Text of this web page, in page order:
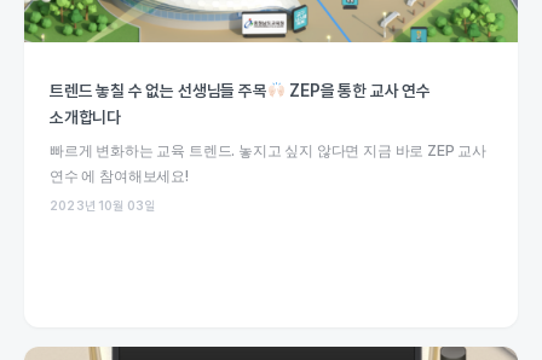
트렌드 놓칠 수 없는 선생님들 주목
ZEP을 통한 교사 연수
소개합니다
빠르게 변화하는 교육 트렌드. 놓지고 싶지 않다면 지금 바로 ZEP 교사
연수 에 참여해보세요!
2023년 10월 03일